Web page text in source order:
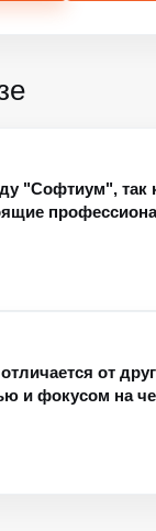
"Софтиум", так
от
и фокусом на